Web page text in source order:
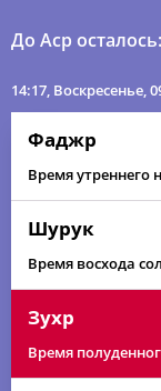
До Аср осталось:
14:17, Воскресенье,
Фаджр
Время утреннего
Шурук
Время восхода
Зухр
Время